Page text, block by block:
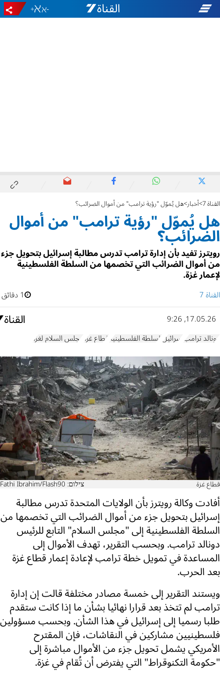
-
+
القناة 7 أخبار هل يُموّل "رؤية ترامب" من أموال الضرائب؟
هل يُموّل "رؤية ترامب" من أموال
الضرائب؟
رويترز تفيد بأن إدارة ترامب تدرس مطالبة إسرائيل بتحويل جزء
من أموال الضرائب التي تخصمها من السلطة الفلسطينية
لإعمار غزة.
القناة 7
1 دقائق
17.05.26, 9:26
دونالد ترامب إسرائيلالسلطة الفلسطينيةقطاع غزة مجلس السلام لغزة
قطاع غزة צילום: Fathi Ibrahim/Flash90
أفادت وكالة رويترز بأن الولايات المتحدة تدرس مطالبة
إسرائيل بتحويل جزء من أموال الضرائب التي تخصمها من
السلطة الفلسطينية إلى "مجلس السلام" التابع للرئيس
دونالد ترامب. وبحسب التقرير، تهدف الأموال إلى
المساعدة في تمويل خطة ترامب لإعادة إعمار قطاع غزة
بعد الحرب.
ويستند التقرير إلى خمسة مصادر مختلفة قالت إن إدارة
ترامب لم تتخذ بعد قرارا نهائيا بشأن ما إذا كانت ستقدم
طلبا رسميا إلى إسرائيل في هذا الشأن. وبحسب مسؤولين
فلسطينيين مشاركين في النقاشات، فإن المقترح
الأمريكي يشمل تحويل جزء من الأموال مباشرة إلى
"حكومة التكنوقراط" التي يفترض أن تُقام في غزة.